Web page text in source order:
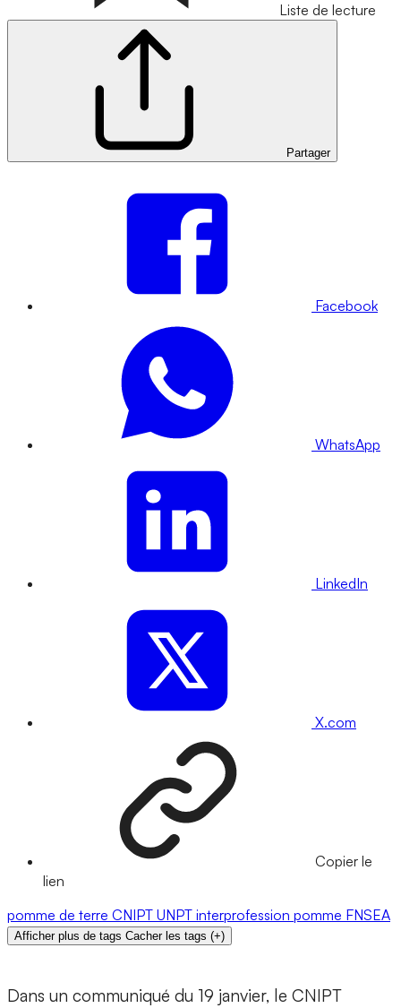
Liste de lecture
Partager
Facebook
WhatsApp
LinkedIn
X.com
Copier le
lien
pomme de terre CNIPT UNPT interprofession pomme FNSEA
Afficher plus de tags Cacher les tags (+)
Dans un communiqué du 19 janvier, le CNIPT